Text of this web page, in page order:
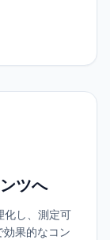
ツへ
化し、測定可
果的なコン